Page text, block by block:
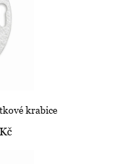
krabice
Kč